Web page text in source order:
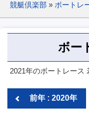
競艇倶楽部 » ボートレ
ボー
2021年のボートレース
前年 : 2020年